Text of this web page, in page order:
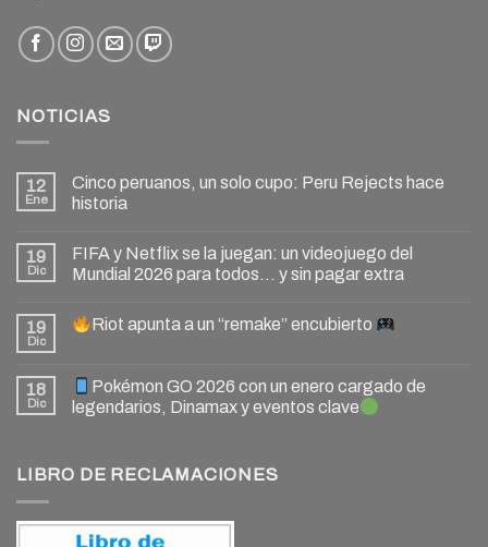
NOTICIAS
12
Ene
Cinco peruanos, un solo cupo: Peru Rejects hace
historia
19
Dic
FIFA y Netflix se la juegan: un videojuego del
Mundial 2026 para todos… y sin pagar extra
19
Dic
Riot apunta a un “remake” encubierto
18
Dic
Pokémon GO 2026 con un enero cargado de
legendarios, Dinamax y eventos clave
LIBRO DE RECLAMACIONES